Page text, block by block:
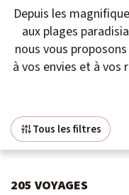
Depuis les
aux plages
nous vous
à vos envies et à vos
Tous les filtres
205 VOYAGES